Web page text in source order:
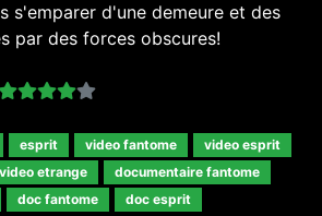
s'emparer d'une demeure et des
par des forces obscures!
esprit video fantome
video esprit
video etrange
documentaire fantome
doc fantome
doc esprit